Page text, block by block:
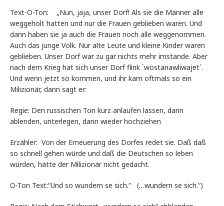
Text-O-Ton: „Nun, jaja, unser Dorf! Als sie die Männer alle
weggeholt hatten und nur die Frauen geblieben waren. Und
dann haben sie ja auch die Frauen noch alle weggenommen.
Auch das junge Volk. Nur alte Leute und kleine Kinder waren
geblieben. Unser Dorf war zu gar nichts mehr imstande. Aber
nach dem Krieg hat sich unser Dorf flink `wostanawliwajet`.
Und wenn jetzt so kommen, und ihr kam oftmals so ein
Milizionär, dann sagt er:
Regie: Den russischen Ton kurz anlaufen lassen, dann
ablenden, unterlegen, dann wieder hochziehen
Erzähler: Von der Erneuerung des Dorfes redet sie. Daß daß
so schnell gehen würde und daß die Deutschen so leben
würden, hätte der Milizionär nicht gedacht.
O-Ton Text:“Und so wundern se sich.“ (…wundern se sich.“)